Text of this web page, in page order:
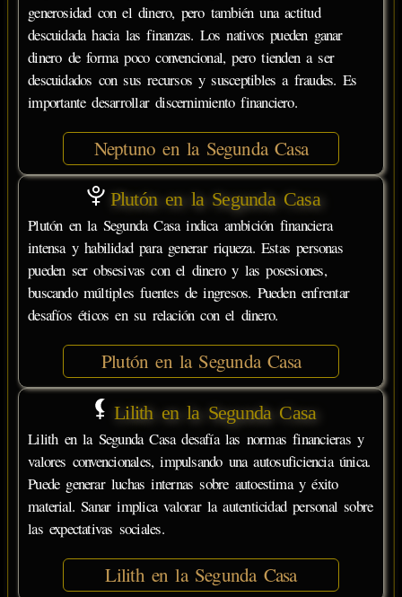
generosidad con el dinero, pero también una actitud
descuidada hacia las finanzas. Los nativos pueden ganar
dinero de forma poco convencional, pero tienden a ser
descuidados con sus recursos y susceptibles a fraudes. Es
importante desarrollar discernimiento financiero.
Neptuno en la Segunda Casa
Plutón en la Segunda Casa
Plutón en la Segunda Casa indica ambición financiera
intensa y habilidad para generar riqueza. Estas personas
pueden ser obsesivas con el dinero y las posesiones,
buscando múltiples fuentes de ingresos. Pueden enfrentar
desafíos éticos en su relación con el dinero.
Plutón en la Segunda Casa
Lilith en la Segunda Casa
Lilith en la Segunda Casa desafía las normas financieras y
valores convencionales, impulsando una autosuficiencia única.
Puede generar luchas internas sobre autoestima y éxito
material. Sanar implica valorar la autenticidad personal sobre
las expectativas sociales.
Lilith en la Segunda Casa